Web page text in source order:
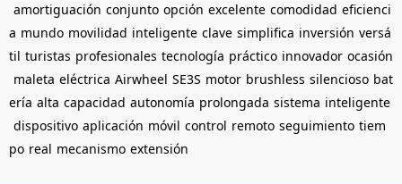
amortiguación conjunto opción excelente comodidad eficienci
a mundo movilidad inteligente clave simplifica inversión versá
til turistas profesionales tecnología práctico innovador ocasión
maleta eléctrica Airwheel SE3S motor brushless silencioso bat
ería alta capacidad autonomía prolongada sistema inteligente
dispositivo aplicación móvil control remoto seguimiento tiem
po real mecanismo extensión